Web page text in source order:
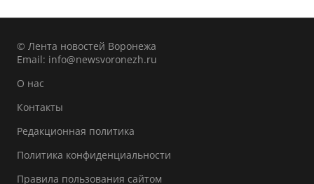
© Лента новостей Воронежа
Email: info@newsvoronezh.ru
О нас
Контакты
Редакционная политика
Политика конфиденциальности
Правила пользования сайтом